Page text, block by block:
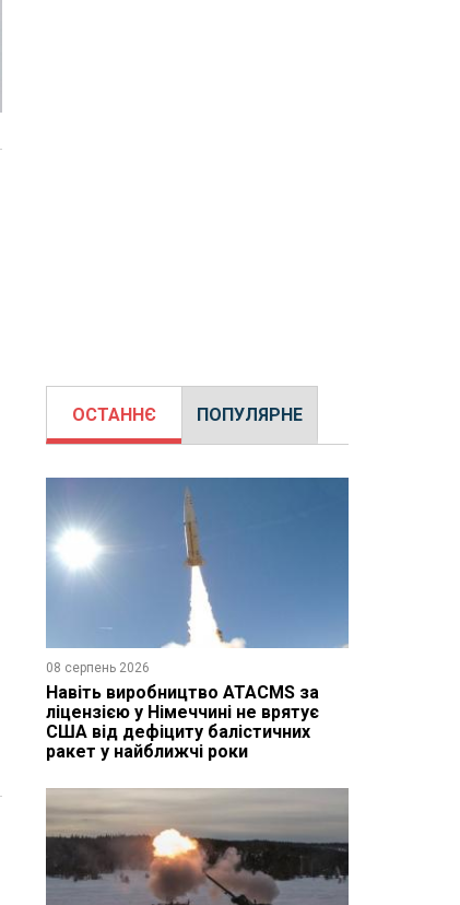
ОСТАННЄ ПОПУЛЯРНЕ
08 серпень 2026
Навіть виробництво ATACMS за
ліцензією у Німеччині не врятує
США від дефіциту балістичних
ракет у найближчі роки